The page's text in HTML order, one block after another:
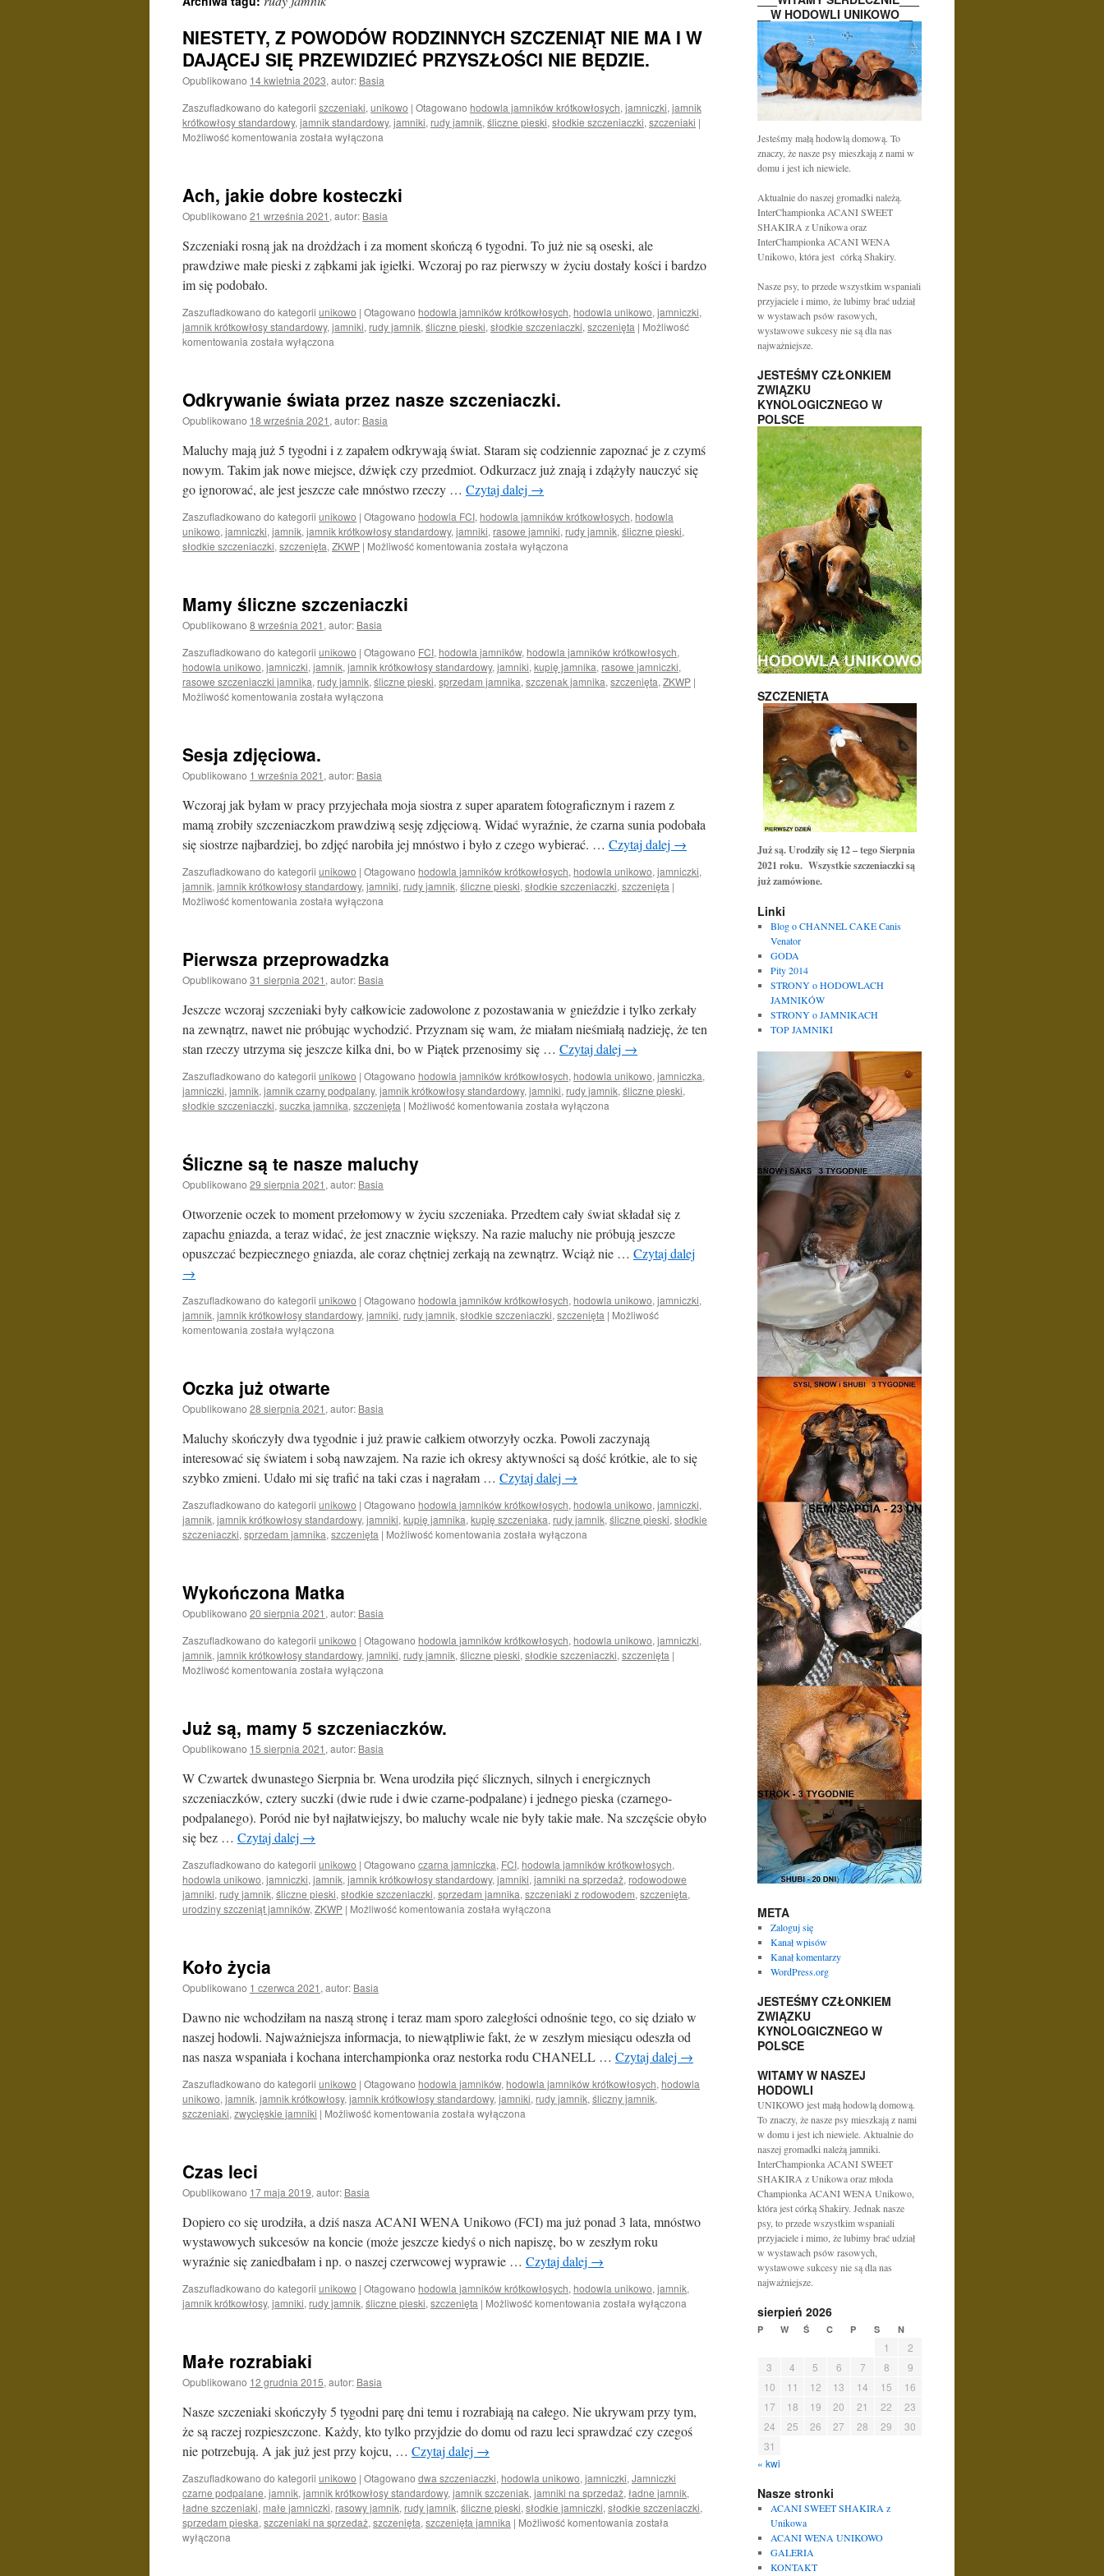
NIESTETY, Z POWODÓW RODZINNYCH SZCZENIĄT NIE MA I W
DAJĄCEJ SIĘ PRZEWIDZIEĆ PRZYSZŁOŚCI NIE BĘDZIE.
Opublikowano 14 kwietnia 2023, autor: Basia
Zaszufladkowano do kategorii szczeniaki, unikowo | Otagowano hodowla jamników krótkowłosych, jamniczki, jamnik
krótkowłosy standardowy, jamnik standardowy, jamniki, rudy jamnik, śliczne pieski, słodkie szczeniaczki, szczeniaki |
Możliwość komentowania NIESTETY,
SZCZENIĄT
NIE
MA
W
DAJĄCEJ
PRZYSZŁOŚCI
NIE
BĘDZIE.
została wyłączona
Ach, jakie dobre kosteczki
Opublikowano 21 września 2021 , autor: Basia
Szczeniaki rosną jak na drożdżach i za moment skończą 6 tygodni. To już nie są oseski, ale
prawdziwe małe pieski z ząbkami jak igiełki. Wczoraj po raz pierwszy w życiu dostały kości i bardzo
im się podobało.
Zaszufladkowano do kategorii unikowo | Otagowano hodowla jamników krótkowłosych, hodowla unikowo, jamniczki,
jamnik krótkowłosy standardowy, jamniki, rudy jamnik, śliczne pieski, słodkie szczeniaczki, szczenięta | Możliwość
komentowania Ach,
została wyłączona
Odkrywanie świata przez nasze szczeniaczki.
Opublikowano 18 września 2021 , autor: Basia
Maluchy mają już 5 tygodni i z zapałem odkrywają świat. Staram się codziennie zapoznać je z czymś
nowym. Takim jak nowe miejsce, dźwięk czy przedmiot. Odkurzacz już znają i zdążyły nauczyć się
go ignorować, ale jest jeszcze całe mnóstwo rzeczy … Czytaj dalej →
Zaszufladkowano do kategorii unikowo | Otagowano hodowla FCI, hodowla jamników krótkowłosych, hodowla
unikowo, jamniczki, jamnik, jamnik krótkowłosy standardowy, jamniki, rasowe jamniki, rudy jamnik, śliczne pieski,
słodkie szczeniaczki, szczenięta, ZKWP | Możliwość komentowania Odkrywanie
została wyłączona
Mamy śliczne szczeniaczki
Opublikowano 8 września 2021 , autor: Basia
Zaszufladkowano do kategorii unikowo | Otagowano FCI, hodowla jamników, hodowla jamników krótkowłosych,
hodowla unikowo, jamniczki, jamnik, jamnik krótkowłosy standardowy, jamniki, kupię jamnika, rasowe jamniczki,
rasowe szczeniaczki jamnika, rudy jamnik, śliczne pieski, sprzedam jamnika, szczenak jamnika, szczenięta, ZKWP |
Możliwość komentowania Mamy
została wyłączona
Sesja zdjęciowa.
Opublikowano 1 września 2021 , autor: Basia
Wczoraj jak byłam w pracy przyjechała moja siostra z super aparatem fotograficznym i razem z
mamą zrobiły szczeniaczkom prawdziwą sesję zdjęciową. Widać wyraźnie, że czarna sunia podobała
się siostrze najbardziej, bo zdjęć narobiła jej mnóstwo i było z czego wybierać. … Czytaj dalej →
Zaszufladkowano do kategorii unikowo | Otagowano hodowla jamników krótkowłosych, hodowla unikowo, jamniczki,
jamnik, jamnik krótkowłosy standardowy, jamniki, rudy jamnik, śliczne pieski, słodkie szczeniaczki, szczenięta |
Możliwość komentowania Sesja
została wyłączona
Pierwsza przeprowadzka
Opublikowano 31 sierpnia 2021 , autor: Basia
Jeszcze wczoraj szczeniaki były całkowicie zadowolone z pozostawania w gnieździe i tylko zerkały
na zewnątrz, nawet nie próbując wychodzić. Przyznam się wam, że miałam nieśmiałą nadzieję, że ten
stan rzeczy utrzyma się jeszcze kilka dni, bo w Piątek przenosimy się … Czytaj dalej →
Zaszufladkowano do kategorii unikowo | Otagowano hodowla jamników krótkowłosych, hodowla unikowo, jamniczka,
jamniczki, jamnik, jamnik czarny podpalany, jamnik krótkowłosy standardowy, jamniki, rudy jamnik, śliczne pieski,
słodkie szczeniaczki, suczka jamnika, szczenięta | Możliwość komentowania Pierwsza
została wyłączona
Śliczne są te nasze maluchy
Opublikowano 29 sierpnia 2021 , autor: Basia
Otworzenie oczek to moment przełomowy w życiu szczeniaka. Przedtem cały świat składał się z
zapachu gniazda, a teraz widać, że jest znacznie większy. Na razie maluchy nie próbują jeszcze
opuszczać bezpiecznego gniazda, ale coraz chętniej zerkają na zewnątrz. Wciąż nie … Czytaj dalej
→
Zaszufladkowano do kategorii unikowo | Otagowano hodowla jamników krótkowłosych, hodowla unikowo, jamniczki,
jamnik, jamnik krótkowłosy standardowy, jamniki, rudy jamnik, słodkie szczeniaczki, szczenięta | Możliwość
komentowania Śliczne
maluchy
została wyłączona
Oczka już otwarte
Opublikowano 28 sierpnia 2021 , autor: Basia
Maluchy skończyły dwa tygodnie i już prawie całkiem otworzyły oczka. Powoli zaczynają
interesować się światem i sobą nawzajem. Na razie ich okresy aktywności są dość krótkie, ale to się
szybko zmieni. Udało mi się trafić na taki czas i nagrałam … Czytaj dalej →
Zaszufladkowano do kategorii unikowo | Otagowano hodowla jamników krótkowłosych, hodowla unikowo, jamniczki,
jamnik, jamnik krótkowłosy standardowy, jamniki, kupię jamnika, kupię szczeniaka, rudy jamnik, śliczne pieski, słodkie
szczeniaczki, sprzedam jamnika, szczenięta | Możliwość komentowania Oczka
została wyłączona
Wykończona Matka
Opublikowano 20 sierpnia 2021 , autor: Basia
Zaszufladkowano do kategorii unikowo | Otagowano hodowla jamników krótkowłosych, hodowla unikowo, jamniczki,
jamnik, jamnik krótkowłosy standardowy, jamniki, rudy jamnik, śliczne pieski, słodkie szczeniaczki, szczenięta |
Możliwość komentowania Wykończona
została wyłączona
Już są, mamy 5 szczeniaczków.
Opublikowano 15 sierpnia 2021 , autor: Basia
W Czwartek dwunastego Sierpnia br. Wena urodziła pięć ślicznych, silnych i energicznych
szczeniaczków, cztery suczki (dwie rude i dwie czarne-podpalane) i jednego pieska (czarnego-
podpalanego). Poród nie był najłatwiejszy, bo maluchy wcale nie były takie małe. Na szczęście obyło
się bez … Czytaj dalej →
Zaszufladkowano do kategorii unikowo | Otagowano czarna jamniczka, FCI, hodowla jamników krótkowłosych,
hodowla unikowo, jamniczki, jamnik, jamnik krótkowłosy standardowy, jamniki, jamniki na sprzedaż, rodowodowe
jamniki, rudy jamnik, śliczne pieski, słodkie szczeniaczki, sprzedam jamnika, szczeniaki z rodowodem, szczenięta,
urodziny szczeniąt jamników, ZKWP | Możliwość komentowania Już
została wyłączona
Koło życia
Opublikowano 1 czerwca 2021 , autor: Basia
Dawno nie wchodziłam na naszą stronę i teraz mam sporo zaległości odnośnie tego, co się działo w
naszej hodowli. Najważniejsza informacja, to niewątpliwie fakt, że w zeszłym miesiącu odeszła od
nas nasza wspaniała i kochana interchampionka oraz nestorka rodu CHANELL … Czytaj dalej →
Zaszufladkowano do kategorii unikowo | Otagowano hodowla jamników, hodowla jamników krótkowłosych, hodowla
unikowo, jamnik, jamnik krótkowłosy, jamnik krótkowłosy standardowy, jamniki, rudy jamnik, śliczny jamnik,
szczeniaki, zwycięskie jamniki | Możliwość komentowania Koło
została wyłączona
Czas leci
Opublikowano 17 maja 2019, autor: Basia
Dopiero co się urodziła, a dziś nasza ACANI WENA Unikowo (FCI) ma już ponad 3 lata, mnóstwo
wystawowych sukcesów na koncie (może jeszcze kiedyś o nich napiszę, bo w zeszłym roku
wyraźnie się zaniedbałam i np. o naszej czerwcowej wyprawie … Czytaj dalej →
Zaszufladkowano do kategorii unikowo | Otagowano hodowla jamników krótkowłosych, hodowla unikowo, jamnik,
jamnik krótkowłosy, jamniki, rudy jamnik, śliczne pieski, szczenięta | Możliwość komentowania Czas
została wyłączona
Małe rozrabiaki
Opublikowano 12 grudnia 2015, autor: Basia
Nasze szczeniaki skończyły 5 tygodni parę dni temu i rozrabiają na całego. Nie ukrywam przy tym,
że są raczej rozpieszczone. Każdy, kto tylko przyjdzie do domu od razu leci sprawdzać czy czegoś
nie potrzebują. A jak już jest przy kojcu, … Czytaj dalej →
Zaszufladkowano do kategorii unikowo | Otagowano dwa szczeniaczki, hodowla unikowo, jamniczki, Jamniczki
czarne podpalane, jamnik, jamnik krótkowłosy standardowy, jamnik szczeniak, jamniki na sprzedaż, ładne jamnik,
ładne szczeniaki, małe jamniczki, rasowy jamnik, rudy jamnik, śliczne pieski, słodkie jamniczki, słodkie szczeniaczki,
sprzedam pieska, szczeniaki na sprzedaż, szczenięta, szczenięta jamnika | Możliwość komentowania Małe
została
wyłączona
__W HODOWLI UNIKOWO__
Jesteśmy małą hodowlą domową. To
znaczy, że nasze psy mieszkają z nami w
domu i jest ich niewiele.
Aktualnie do naszej gromadki należą.
InterChampionka ACANI SWEET
SHAKIRA z Unikowa oraz
InterChampionka ACANI WENA
Unikowo, która jest córką Shakiry.
Nasze psy, to przede wszystkim wspaniali
przyjaciele i mimo, że lubimy brać udział
w wystawach psów rasowych,
wystawowe sukcesy nie są dla nas
najważniejsze.
JESTEŚMY CZŁONKIEM
ZWIĄZKU
KYNOLOGICZNEGO W
POLSCE
SZCZENIĘTA
Już są. Urodziły się 12 – tego Sierpnia
2021 roku. Wszystkie szczeniaczki są
już zamówione.
Linki
Blog o CHANNEL CAKE Canis
Venator
GODA
Pity 2014
STRONY o HODOWLACH
JAMNIKÓW
STRONY o JAMNIKACH
TOP JAMNIKI
META
Zaloguj się
Kanał wpisów
Kanał komentarzy
WordPress.org
JESTEŚMY CZŁONKIEM
ZWIĄZKU
KYNOLOGICZNEGO W
POLSCE
WITAMY W NASZEJ
HODOWLI
UNIKOWO jest małą hodowlą domową.
To znaczy, że nasze psy mieszkają z nami
w domu i jest ich niewiele. Aktualnie do
naszej gromadki należą jamniki.
InterChampionka ACANI SWEET
SHAKIRA z Unikowa oraz młoda
Championka ACANI WENA Unikowo,
która jest córką Shakiry. Jednak nasze
psy, to przede wszystkim wspaniali
przyjaciele i mimo, że lubimy brać udział
w wystawach psów rasowych,
wystawowe sukcesy nie są dla nas
najważniejsze.
sierpień 2026
P W Ś C P S N
1
2
3
4 5 6 7 8
9
10
11 12 13 14 15
16
17
18 19 20 21 22
23
24
25 26 27 28 29
30
31
« kwi
Nasze stronki
ACANI SWEET SHAKIRA z
Unikowa
ACANI WENA UNIKOWO
GALERIA
KONTAKT